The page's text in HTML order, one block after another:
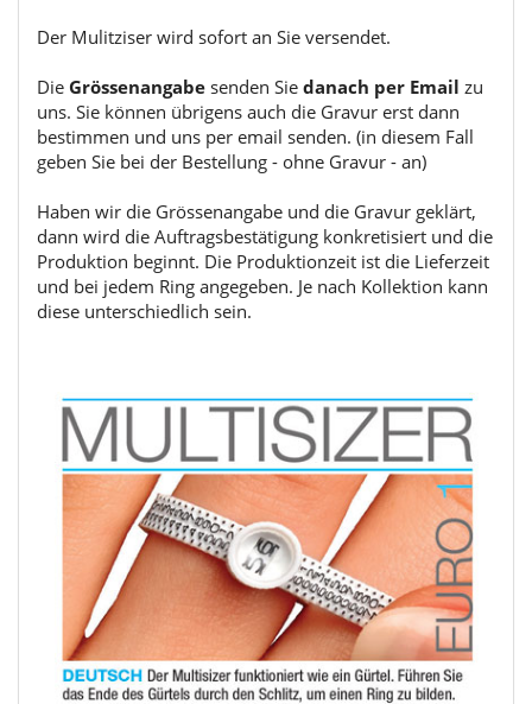
Der Mulitziser wird sofort an Sie versendet.
Die Grössenangabe senden Sie danach per Email zu
uns. Sie können übrigens auch die Gravur erst dann
bestimmen und uns per email senden. (in diesem Fall
geben Sie bei der Bestellung - ohne Gravur - an)
Haben wir die Grössenangabe und die Gravur geklärt,
dann wird die Auftragsbestätigung konkretisiert und die
Produktion beginnt. Die Produktionzeit ist die Lieferzeit
und bei jedem Ring angegeben. Je nach Kollektion kann
diese unterschiedlich sein.